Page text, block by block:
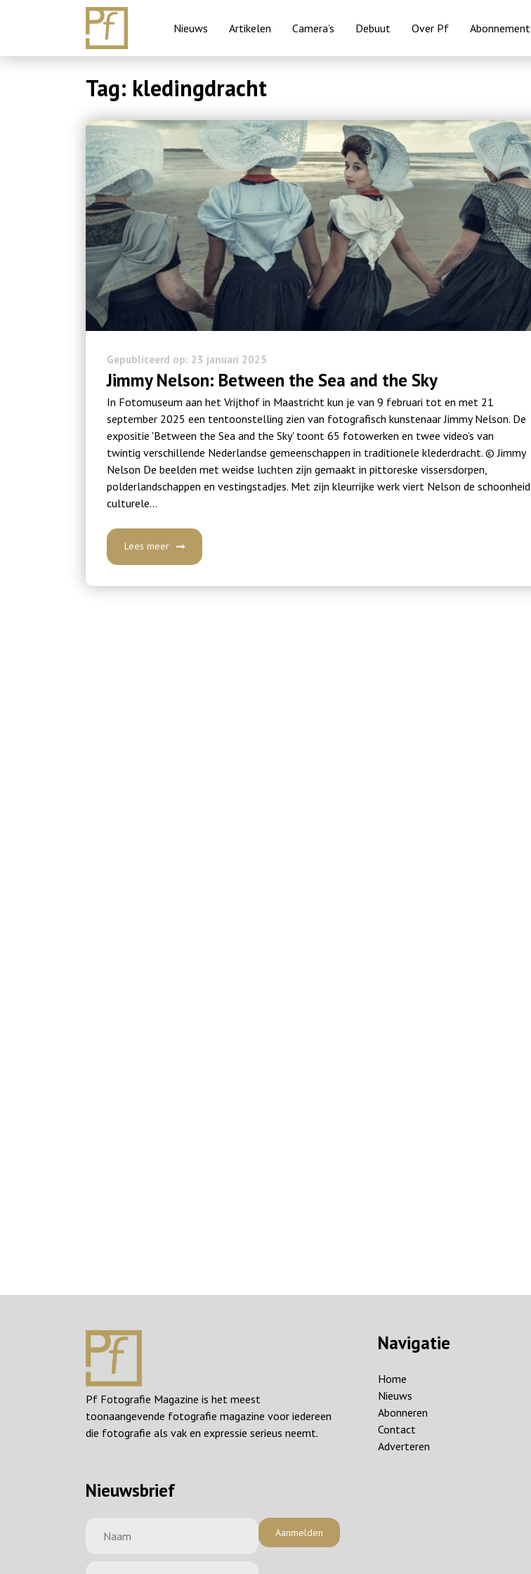
Nieuws Artikelen Camera’s Debuut Over Pf Abonnement
Tag: kledingdracht
Gepubliceerd op: 23 januari 2025
Jimmy Nelson: Between the Sea and the Sky
In Fotomuseum aan het Vrijthof in Maastricht kun je van 9 februari tot en met 21
september 2025 een tentoonstelling zien van fotografisch kunstenaar Jimmy Nelson. De
expositie 'Between the Sea and the Sky' toont 65 fotowerken en twee video’s van
twintig verschillende Nederlandse gemeenschappen in traditionele klederdracht. © Jimmy
Nelson De beelden met weidse luchten zijn gemaakt in pittoreske vissersdorpen,
polderlandschappen en vestingstadjes. Met zijn kleurrijke werk viert Nelson de schoonheid,
culturele…
Lees meer
Pf Fotografie Magazine is het meest
toonaangevende fotografie magazine voor iedereen
die fotografie als vak en expressie serieus neemt.
Nieuwsbrief
Aanmelden
Navigatie
Home
Nieuws
Abonneren
Contact
Adverteren